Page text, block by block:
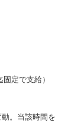
定で支給）
。当該時間を